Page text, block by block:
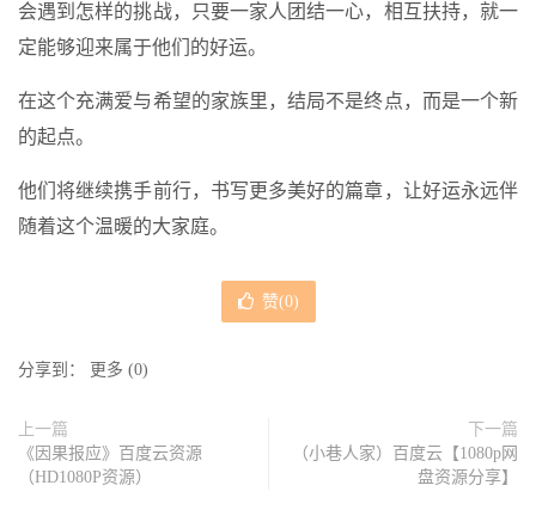
会遇到怎样的挑战，只要一家人团结一心，相互扶持，就一
定能够迎来属于他们的好运。
在这个充满爱与希望的家族里，结局不是终点，而是一个新
的起点。
他们将继续携手前行，书写更多美好的篇章，让好运永远伴
随着这个温暖的大家庭。
赞(0)
分享到： 更多 (0)
上一篇
《因果报应》百度云资源
（HD1080P资源）
下一篇
（小巷人家）百度云【1080p网
盘资源分享】